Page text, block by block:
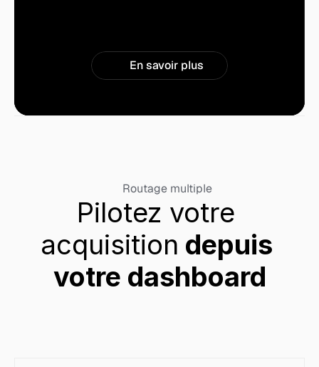
En savoir plus
Routage multiple
Pilotez votre
acquisition depuis
votre dashboard